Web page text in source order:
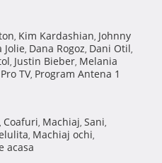
, Kim Kardashian, Johnny
Jolie, Dana Rogoz, Dani Otil,
, Justin Bieber, Melania
TV, Program Antena 1
, Coafuri, Machiaj, Sani,
, Machiaj ochi,
acasa